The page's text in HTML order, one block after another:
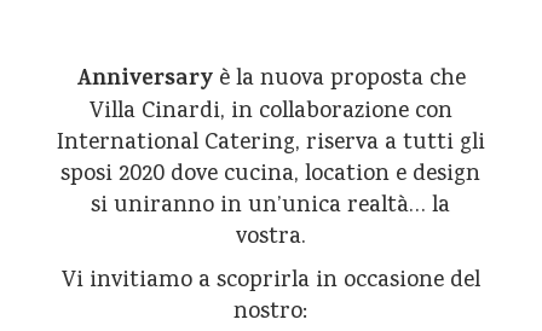
Anniversaryè la nuova proposta che
Villa Cinardi, in collaborazione con
International Catering, riserva a tutti gli
sposi 2020 dove cucina, location e design
si uniranno in un’unica realtà… la
vostra.
Vi invitiamo a scoprirla in occasione del
nostro: